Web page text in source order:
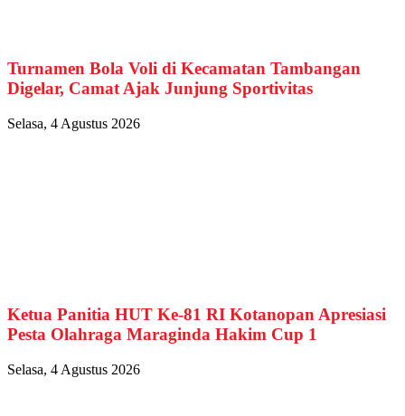
Turnamen Bola Voli di Kecamatan Tambangan
Digelar, Camat Ajak Junjung Sportivitas
Selasa, 4 Agustus 2026
Ketua Panitia HUT Ke-81 RI Kotanopan Apresiasi
Pesta Olahraga Maraginda Hakim Cup 1
Selasa, 4 Agustus 2026